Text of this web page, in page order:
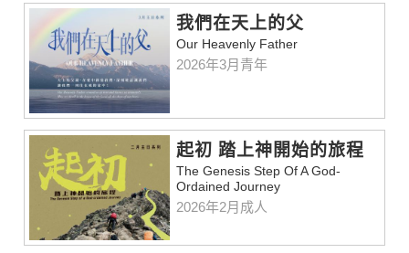
我們在天上的父
Our Heavenly Father
2026年3月青年
起初 踏上神開始的旅程
The Genesis Step Of A God-
Ordained Journey
2026年2月成人